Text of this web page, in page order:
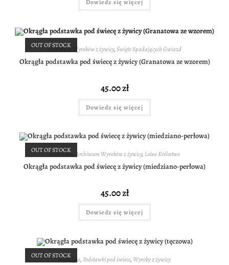
Dowiedz się więcej
OUT OF STOCK
Archiwum Wyrobów z żywicy,Święto Spadających Gwiazd
Okrągła podstawka pod świecę z żywicy (Granatowa ze wzorem)
45.00zł
Dowiedz się więcej
OUT OF STOCK
Archiwum , Archiwum Wyrobów z żywicy, Leśne Królestwo
Okrągła podstawka pod świecę z żywicy (miedziano-perłowa)
45.00zł
Dowiedz się więcej
OUT OF STOCK
Nostalgia,Podstawki pod świece,Wyroby z żywicy